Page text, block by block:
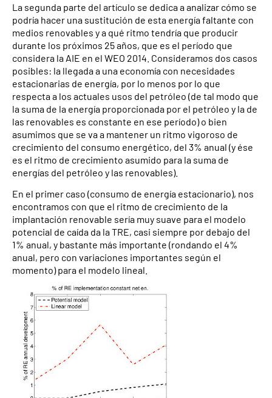
La segunda parte del artículo se dedica a analizar cómo se
podría hacer una sustitución de esta energía faltante con
medios renovables y a qué ritmo tendría que producir
durante los próximos 25 años, que es el período que
considera la AIE en el WEO 2014. Consideramos dos casos
posibles: la llegada a una economía con necesidades
estacionarias de energía, por lo menos por lo que
respecta a los actuales usos del petróleo (de tal modo que
la suma de la energía proporcionada por el petróleo y la de
las renovables es constante en ese período) o bien
asumimos que se va a mantener un ritmo vigoroso de
crecimiento del consumo energético, del 3% anual (y ése
es el ritmo de crecimiento asumido para la suma de
energías del petróleo y las renovables).
En el primer caso (consumo de energía estacionario), nos
encontramos con que el ritmo de crecimiento de la
implantación renovable sería muy suave para el modelo
potencial de caída da la TRE, casi siempre por debajo del
1% anual, y bastante más importante (rondando el 4%
anual, pero con variaciones importantes según el
momento) para el modelo lineal.